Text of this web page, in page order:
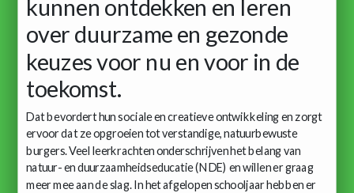
kunnen ontdekken en leren
over duurzame en gezonde
keuzes voor nu en voor in de
toekomst.
Dat bevordert hun sociale en creatieve ontwikkeling en zorgt
ervoor dat ze opgroeien tot verstandige, natuurbewuste
burgers. Veel leerkrachten onderschrijven het belang van
natuur- en duurzaamheidseducatie (NDE) en willen er graag
meer mee aan de slag. In het afgelopen schooljaar hebben er